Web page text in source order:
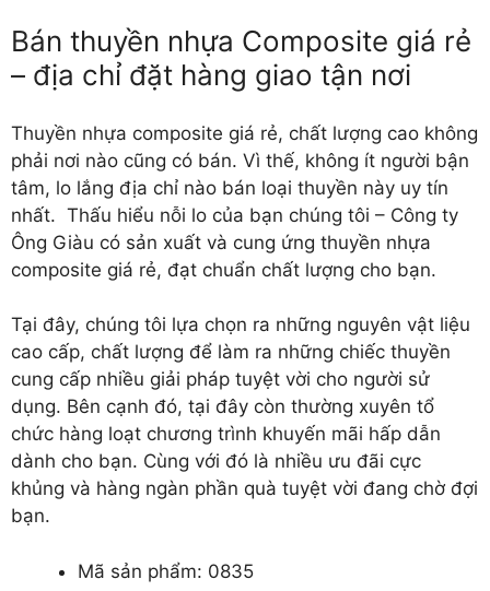
Bán thuyền nhựa Composite giá rẻ
– địa chỉ đặt hàng giao tận nơi
Thuyền nhựa composite giá rẻ, chất lượng cao không
phải nơi nào cũng có bán. Vì thế, không ít người bận
tâm, lo lắng địa chỉ nào bán loại thuyền này uy tín
nhất. Thấu hiểu nỗi lo của bạn chúng tôi – Công ty
Ông Giàu có sản xuất và cung ứng thuyền nhựa
composite giá rẻ, đạt chuẩn chất lượng cho bạn.
Tại đây, chúng tôi lựa chọn ra những nguyên vật liệu
cao cấp, chất lượng để làm ra những chiếc thuyền
cung cấp nhiều giải pháp tuyệt vời cho người sử
dụng. Bên cạnh đó, tại đây còn thường xuyên tổ
chức hàng loạt chương trình khuyến mãi hấp dẫn
dành cho bạn. Cùng với đó là nhiều ưu đãi cực
khủng và hàng ngàn phần quà tuyệt vời đang chờ đợi
bạn.
Mã sản phẩm: 0835